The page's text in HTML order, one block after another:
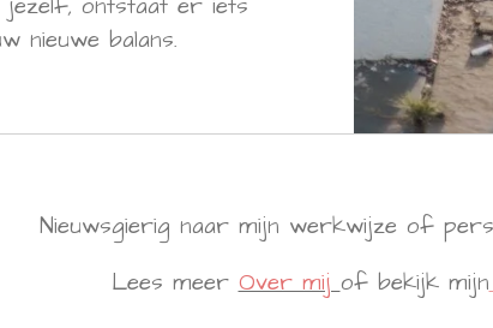
ontstaat er iets
nieuwe balans.
Nieuwsgierig naar mijn werkwijze of
Lees meerOver mijof bekijk mijn